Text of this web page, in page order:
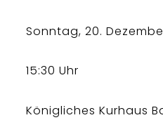
Sonntag, 20.
15:30 Uhr
Königliches Kurhaus